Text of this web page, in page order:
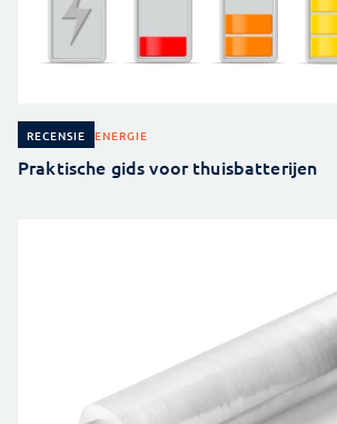
RECENSIE ENERGIE
Praktische gids voor thuisbatterijen